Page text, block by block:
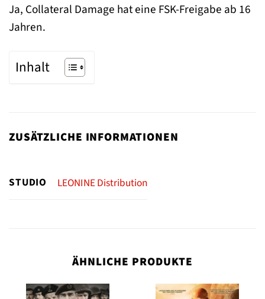
Ja, Collateral Damage hat eine FSK-Freigabe ab 16
Jahren.
Inhalt
ZUSÄTZLICHE INFORMATIONEN
STUDIO LEONINE Distribution
ÄHNLICHE PRODUKTE